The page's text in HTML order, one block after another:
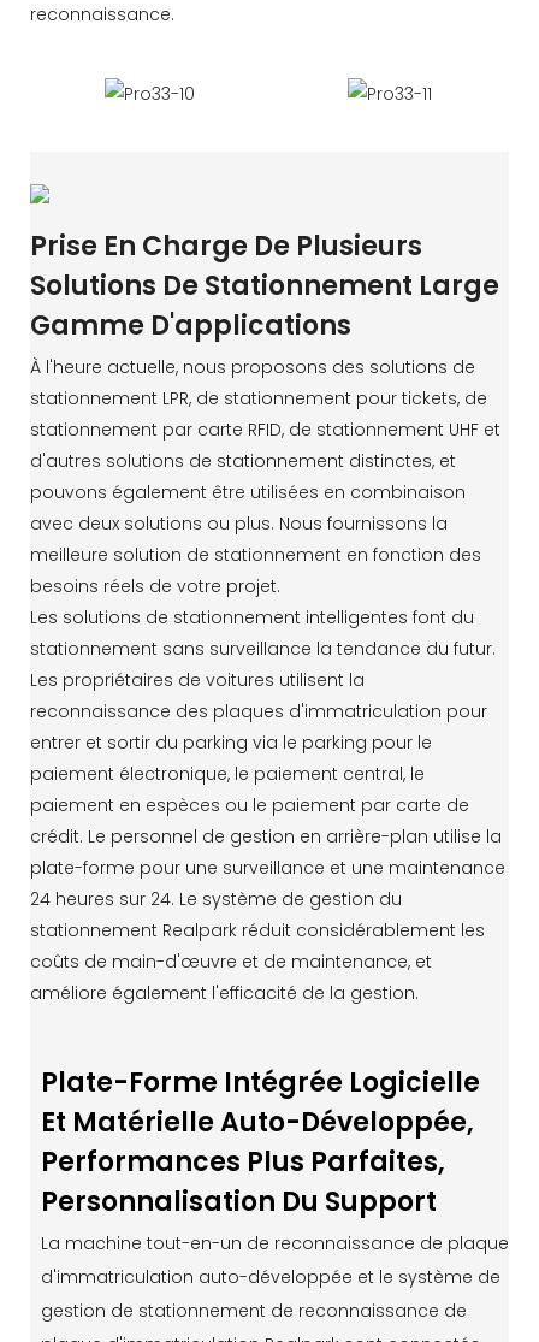
reconnaissance.
Prise En Charge De Plusieurs
Solutions De Stationnement Large
Gamme D'applications
À l'heure actuelle, nous proposons des solutions de
stationnement LPR, de stationnement pour tickets, de
stationnement par carte RFID, de stationnement UHF et
d'autres solutions de stationnement distinctes, et
pouvons également être utilisées en combinaison
avec deux solutions ou plus. Nous fournissons la
meilleure solution de stationnement en fonction des
besoins réels de votre projet.
Les solutions de stationnement intelligentes font du
stationnement sans surveillance la tendance du futur.
Les propriétaires de voitures utilisent la
reconnaissance des plaques d'immatriculation pour
entrer et sortir du parking via le parking pour le
paiement électronique, le paiement central, le
paiement en espèces ou le paiement par carte de
crédit. Le personnel de gestion en arrière-plan utilise la
plate-forme pour une surveillance et une maintenance
24 heures sur 24. Le système de gestion du
stationnement Realpark réduit considérablement les
coûts de main-d'œuvre et de maintenance, et
améliore également l'efficacité de la gestion.
Plate-Forme Intégrée Logicielle
Et Matérielle Auto-Développée,
Performances Plus Parfaites,
Personnalisation Du Support
La machine tout-en-un de reconnaissance de plaque
d'immatriculation auto-développée et le système de
gestion de stationnement de reconnaissance de